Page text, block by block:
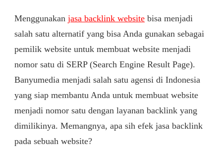
JASA
BACKLINK
BANYUMEDIA
PADA
Menggunakan jasa backlink website bisa menjadi
salah satu alternatif yang bisa Anda gunakan sebagai
pemilik website untuk membuat website menjadi
nomor satu di SERP (Search Engine Result Page).
Banyumedia menjadi salah satu agensi di Indonesia
yang siap membantu Anda untuk membuat website
menjadi nomor satu dengan layanan backlink yang
dimilikinya. Memangnya, apa sih efek jasa backlink
pada sebuah website?